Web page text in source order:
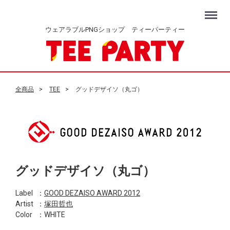
ウェアラブルPNGショップ ティーパーティー
Menu
全商品 TEE グッドデザイソ（丸ゴ）
グッドデザイソ（丸ゴ）
Label ： GOOD DEZAISO AWARD 2012
Artist
： 塚田哲也
Color
：WHITE